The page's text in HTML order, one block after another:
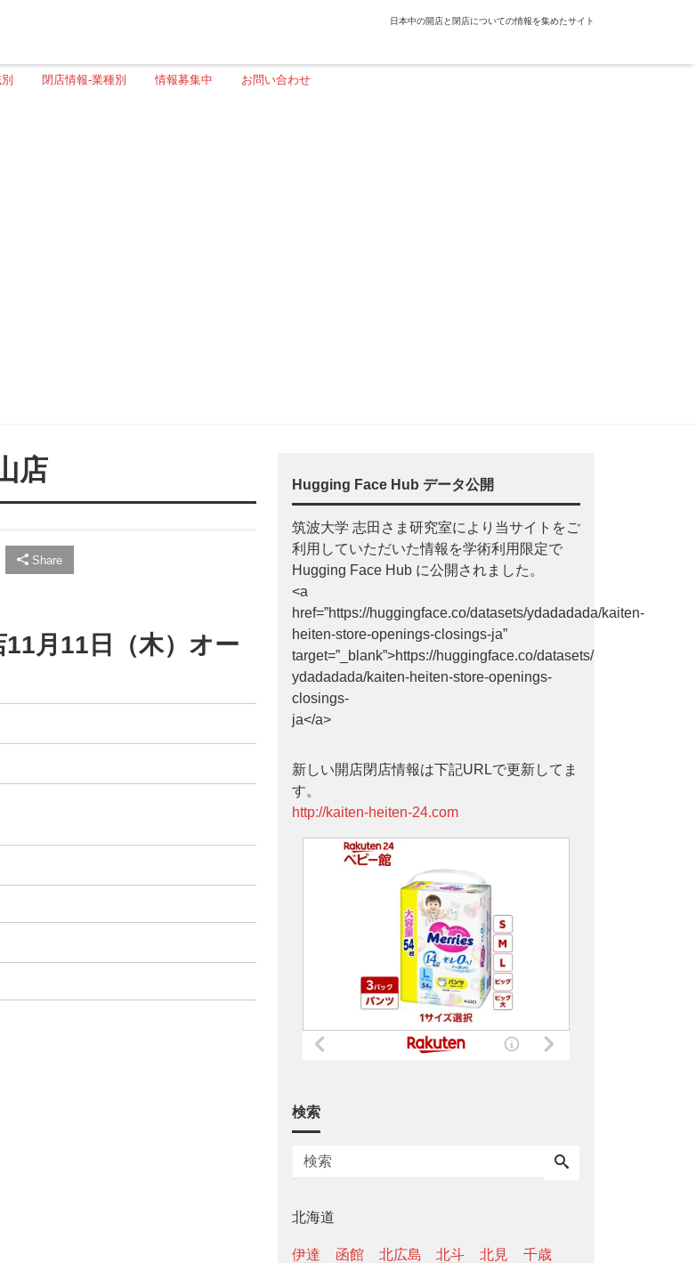
日本中の開店と閉店についての情報を集めたサイト
閉店情報-業種別 情報募集中 お問い合わせ
店
Share
月11日（木）オー
Hugging Face Hub データ公開
筑波大学 志田さま研究室により当サイトをご
利用していただいた情報を学術利用限定で
Hugging Face Hub に公開されました。
<a
href=”https://huggingface.co/datasets/ydadadada/kaiten-
heiten-store-openings-closings-ja”
target=”_blank”>https://huggingface.co/datasets/
ydadadada/kaiten-heiten-store-openings-
closings-
ja</a>
新しい開店閉店情報は下記URLで更新してま
す。
http://kaiten-heiten-24.com
検索
北海道
伊達 函館 北広島 北斗 北見
千歳